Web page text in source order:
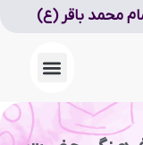
محمد باقر (ع)